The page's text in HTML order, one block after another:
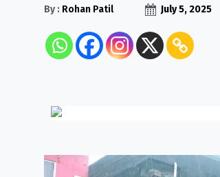
By : Rohan Patil July 5, 2025